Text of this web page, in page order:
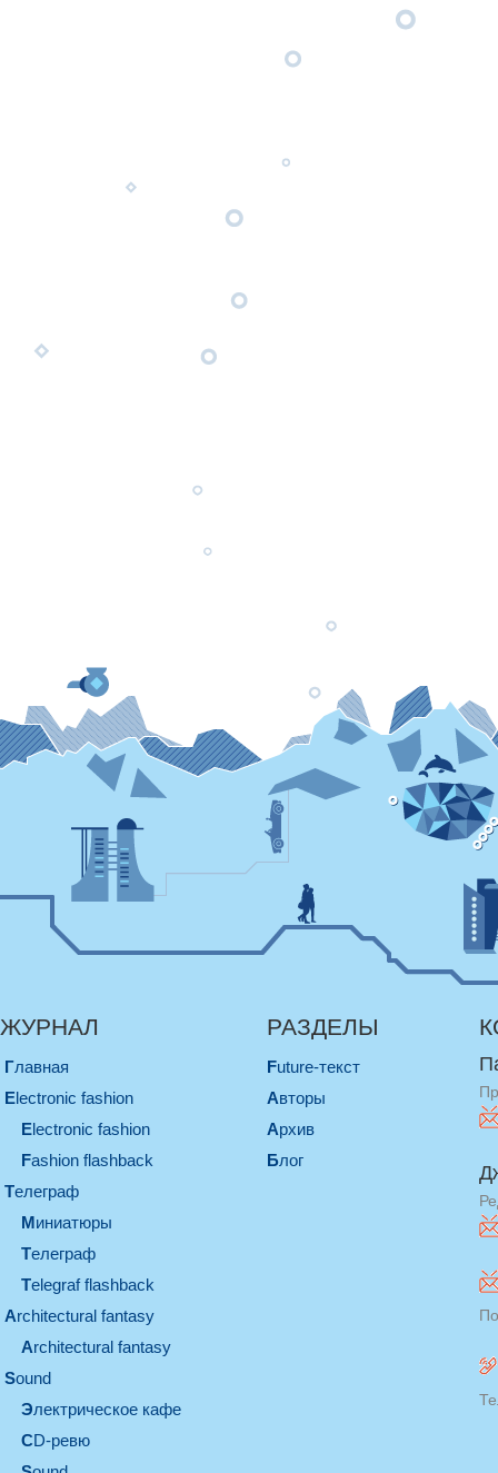
ЖУРНАЛ
Главная
electronic fashion
electronic fashion
Fashion flashback
телеграф
миниатюры
телеграф
Telegraf flashback
architectural fantasy
architectural fantasy
sound
электрическое кафе
CD-ревю
РАЗДЕЛЫ
Future-текст
Авторы
Архив
Блог